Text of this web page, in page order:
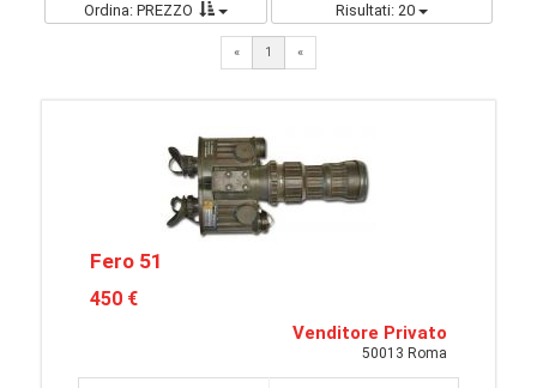
Ordina: PREZZO Risultati: 20
« 1 «
Fero 51
450 €
Venditore Privato
50013 Roma